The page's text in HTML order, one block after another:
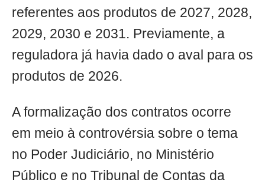
referentes aos produtos de 2027, 2028,
2029, 2030 e 2031. Previamente, a
reguladora já havia dado o aval para os
produtos de 2026.
A formalização dos contratos ocorre
em meio à controvérsia sobre o tema
no Poder Judiciário, no Ministério
Público e no Tribunal de Contas da